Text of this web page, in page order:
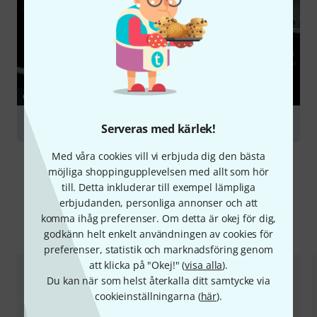
Serveras med kärlek!
Med våra cookies vill vi erbjuda dig den bästa
möjliga shoppingupplevelsen med allt som hör
till. Detta inkluderar till exempel lämpliga
erbjudanden, personliga annonser och att
komma ihåg preferenser. Om detta är okej för dig,
godkänn helt enkelt användningen av cookies för
preferenser, statistik och marknadsföring genom
att klicka på "Okej!" (visa alla).
Du kan när som helst återkalla ditt samtycke via
cookieinställningarna (här).
GUIDE
Audio Interfaces
Jämför alternativ